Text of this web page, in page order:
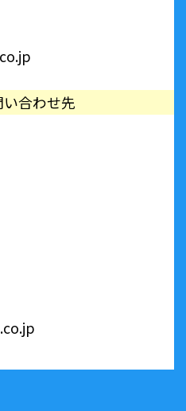
合わせ先